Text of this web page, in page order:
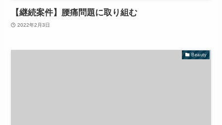
【継続案件】腰痛問題に取り組む
2022年2月3日
Beauty